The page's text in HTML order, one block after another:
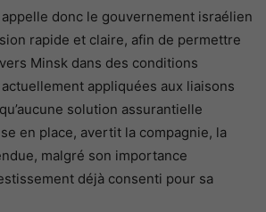
appelle donc le gouvernement israélien
rapide et claire, afin de permettre
Minsk dans des conditions
appliquées aux liaisons
solution assurantielle
en place, avertit la compagnie, la
malgré son importance
déjà consenti pour sa